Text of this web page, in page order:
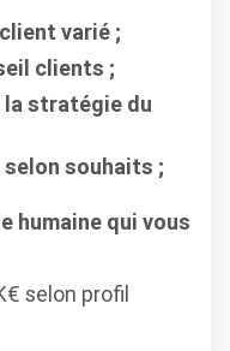
varié ;
clients ;
stratégie du
souhaits ;
humaine qui vous
selon profil